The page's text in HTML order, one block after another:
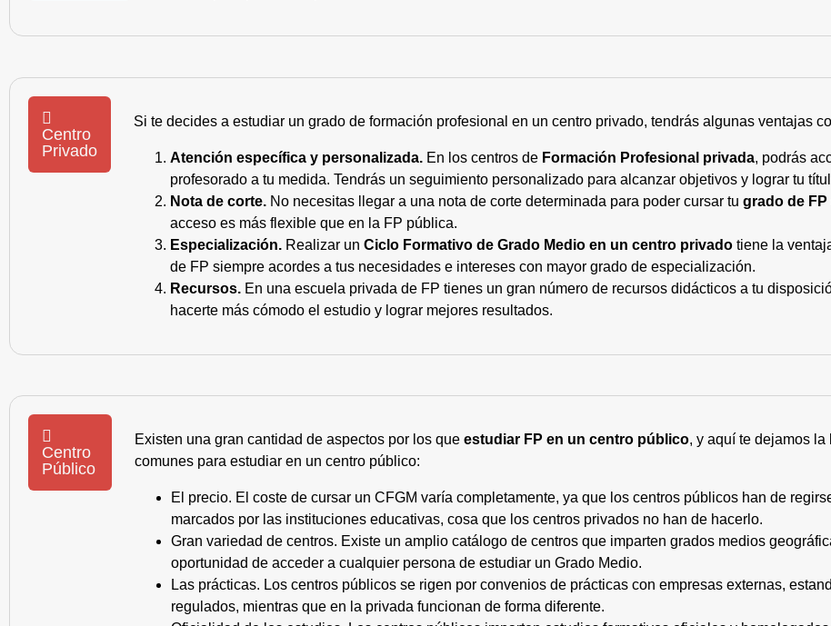
Centro
Privado
Si te decides a estudiar un grado de formación profesional en un centro privado, tendrás algunas ventajas
Atención específica y personalizada. En los centros de Formación Profesional privada, podrás
profesorado a tu medida. Tendrás un seguimiento personalizado para alcanzar objetivos y lograr tu
Nota de corte. No necesitas llegar a una nota de corte determinada para poder cursar tu grado de
acceso es más flexible que en la FP pública.
Especialización. Realizar un Ciclo Formativo de Grado Medio en un centro privado tiene la
de FP siempre acordes a tus necesidades e intereses con mayor grado de especialización.
Recursos. En una escuela privada de FP tienes un gran número de recursos didácticos a tu
hacerte más cómodo el estudio y lograr mejores resultados.
Centro
Público
Existen una gran cantidad de aspectos por los queestudiar FP en un centro público, y aquí te dejamos
comunes para estudiar en un centro público:
El precio. El coste de cursar un CFGM varía completamente, ya que los centros públicos han de
marcados por las instituciones educativas, cosa que los centros privados no han de hacerlo.
Gran variedad de centros. Existe un amplio catálogo de centros que imparten grados medios
oportunidad de acceder a cualquier persona de estudiar un Grado Medio.
Las prácticas. Los centros públicos se rigen por convenios de prácticas con empresas externas,
regulados, mientras que en la privada funcionan de forma diferente.